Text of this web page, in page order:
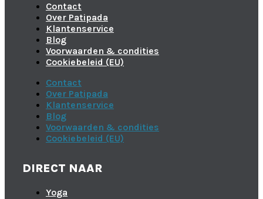
Contact
Over Patipada
Klantenservice
Blog
Voorwaarden & condities
Cookiebeleid (EU)
Contact
Over Patipada
Klantenservice
Blog
Voorwaarden & condities
Cookiebeleid (EU)
DIRECT NAAR
Yoga